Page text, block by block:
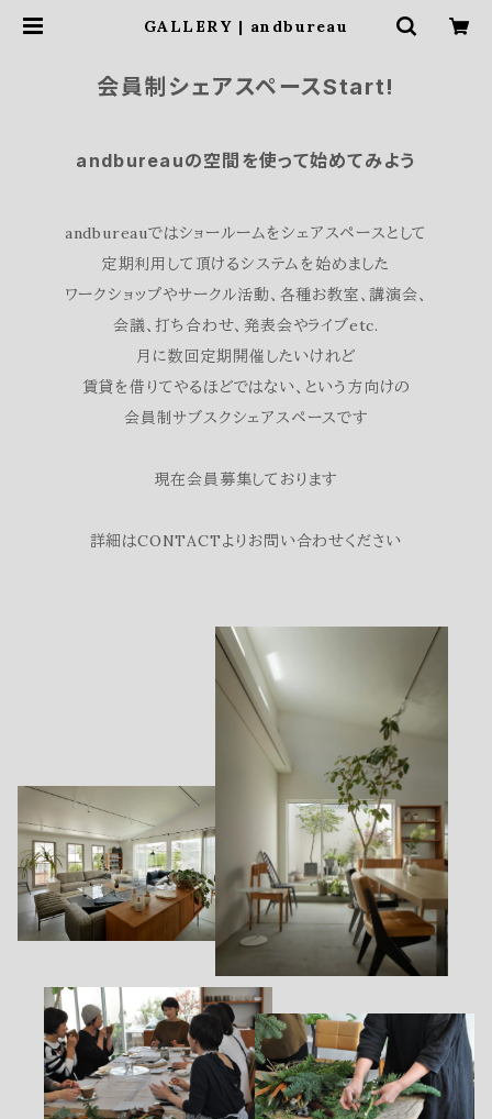
GALLERY | andbureau
会員制シェアスペースStart!
andbureauの空間を使って始めてみよう
andbureauではショールームをシェアスペースとして
定期利用して頂けるシステムを始めました
ワークショップやサークル活動、各種お教室、講演会、
会議、打ち合わせ、発表会やライブetc.
月に数回定期開催したいけれど
賃貸を借りてやるほどではない、という方向けの
会員制サブスクシェアスペースです
現在会員募集しております
詳細はCONTACTよりお問い合わせください